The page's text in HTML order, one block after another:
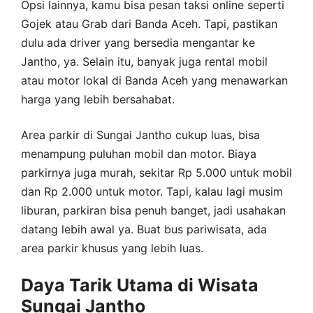
Opsi lainnya, kamu bisa pesan taksi online seperti
Gojek atau Grab dari Banda Aceh. Tapi, pastikan
dulu ada driver yang bersedia mengantar ke
Jantho, ya. Selain itu, banyak juga rental mobil
atau motor lokal di Banda Aceh yang menawarkan
harga yang lebih bersahabat.
Area parkir di Sungai Jantho cukup luas, bisa
menampung puluhan mobil dan motor. Biaya
parkirnya juga murah, sekitar Rp 5.000 untuk mobil
dan Rp 2.000 untuk motor. Tapi, kalau lagi musim
liburan, parkiran bisa penuh banget, jadi usahakan
datang lebih awal ya. Buat bus pariwisata, ada
area parkir khusus yang lebih luas.
Daya Tarik Utama di Wisata
Sungai Jantho